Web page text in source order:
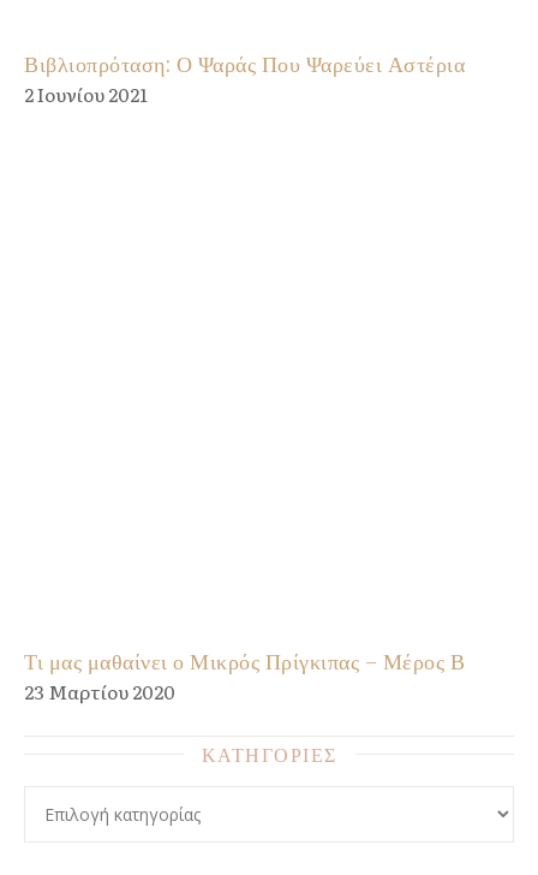
Βιβλιοπρόταση: Ο Ψαράς Που Ψαρεύει Αστέρια
2 Ιουνίου 2021
Τι μας μαθαίνει ο Μικρός Πρίγκιπας – Μέρος Β
23 Μαρτίου 2020
ΚΑΤΗΓΟΡΙΕΣ